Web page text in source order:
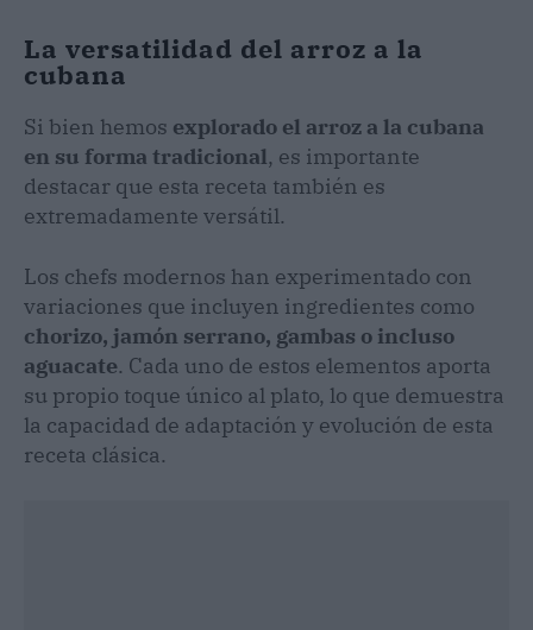
La versatilidad del arroz a la
cubana
Si bien hemos explorado el arroz a la cubana
en su forma tradicional, es importante
destacar que esta receta también es
extremadamente versátil.
Los chefs modernos han experimentado con
variaciones que incluyen ingredientes como
chorizo, jamón serrano, gambas o incluso
aguacate. Cada uno de estos elementos aporta
su propio toque único al plato, lo que demuestra
la capacidad de adaptación y evolución de esta
receta clásica.